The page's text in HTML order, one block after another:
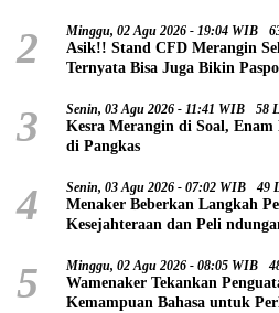
2 Minggu, 02 Agu 2026 - 19:04 WIB
Asik!! Stand CFD Merangin
Ternyata Bisa Juga Bikin
3 Senin, 03 Agu 2026 - 11:41 WIB 58
Kesra Merangin di Soal, Enam
di Pangkas
4 Senin, 03 Agu 2026 - 07:02 WIB 49
Menaker Beberkan Langkah
Kesejahteraan dan Peli
5 Minggu, 02 Agu 2026 - 08:05 WIB
Wamenaker Tekankan
Kemampuan Bahasa untuk